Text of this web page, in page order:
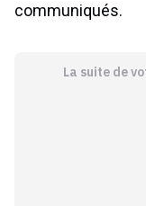
communiqués.
La suite de